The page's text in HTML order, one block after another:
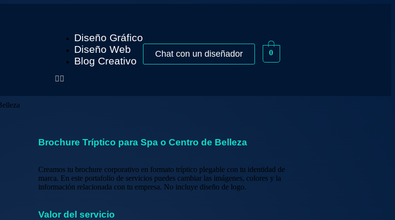
Diseño Gráfico
Diseño Web
Blog Creativo
Chat con un diseñador 0
Brochure Tríptico para Spa o Centro de Belleza
Creamos tu brochure corporativo en formato tríptico plegable con tu identidad de
marca. En este portafolio de servicios puedes cambiar las imágenes, colores y la
información relacionada con tu empresa. No incluye diseño de logo.
Valor del servicio